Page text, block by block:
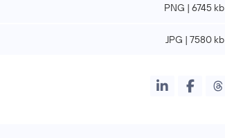
PNG | 6745 kb
JPG | 7580 kb